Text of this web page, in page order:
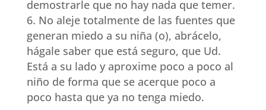
demostrarle que no hay nada que temer.
No aleje totalmente de las fuentes que
generan miedo a su niña (o), abrácelo,
hágale saber que está seguro, que Ud.
Está a su lado y aproxime poco a poco al
niño de forma que se acerque poco a
poco hasta que ya no tenga miedo.